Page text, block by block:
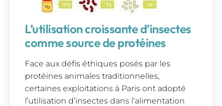
L’utilisation croissante d’insectes
comme source de protéines
Face aux défis éthiques posés par les
protéines animales traditionnelles,
certaines exploitations à Paris ont adopté
l’utilisation d’insectes dans l’alimentation